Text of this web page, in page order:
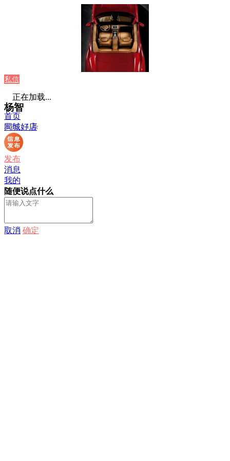
私信
杨智
发布：1 条
正在加载...
首页
同城好店
发布
消息
我的
随便说点什么
取消 确定